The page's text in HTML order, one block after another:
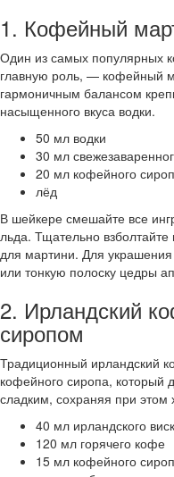
1. Кофейный
Один из самых популярных
главную роль, — кофейный
гармоничным балансом
насыщенного вкуса водки.
50 мл водки
30 мл
20 мл кофейного
лёд
В шейкере смешайте все
льда. Тщательно
для мартини. Для
или тонкую полоску цедры
2. Ирландский
сиропом
Традиционный ирландский
кофейного сиропа, который
сладким, сохраняя при этом
40 мл ирландского
120 мл горячего кофе
15 мл кофейного